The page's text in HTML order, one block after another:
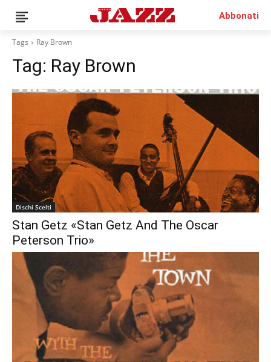
News
Interviste
Recensioni
Rubriche
Top Jazz
Radio
Negozio
Area riservata
English
Abbonati
Tags Ray Brown
Tag: Ray Brown
Dischi Scelti
Stan Getz «Stan Getz And The Oscar
Peterson Trio»